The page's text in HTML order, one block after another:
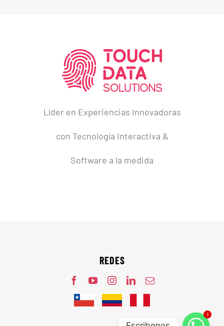
Líder en Experiencias Innovadoras
con Tecnología Interactiva &
Software a la medida
REDES